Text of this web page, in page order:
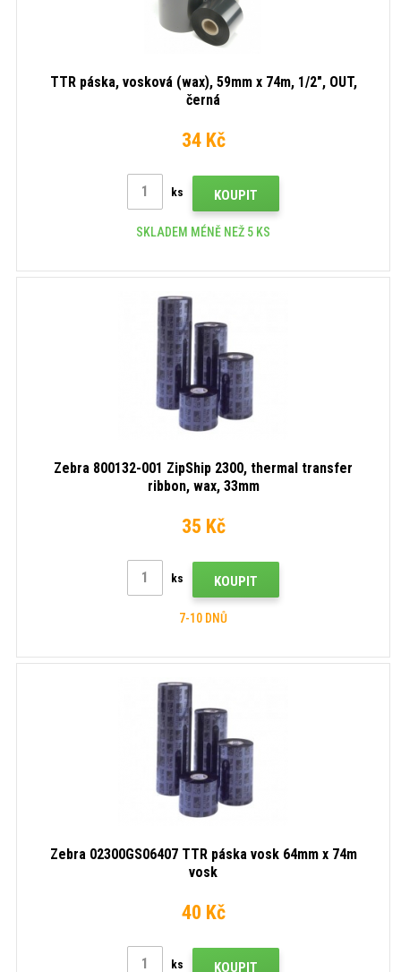
TTR páska, vosková (wax), 59mm x 74m, 1/2", OUT,
černá
34 Kč
ks KOUPIT
SKLADEM MÉNĚ NEŽ 5 KS
Zebra 800132-001 ZipShip 2300, thermal transfer
ribbon, wax, 33mm
35 Kč
ks KOUPIT
7-10 DNŮ
Zebra 02300GS06407 TTR páska vosk 64mm x 74m
vosk
40 Kč
ks KOUPIT